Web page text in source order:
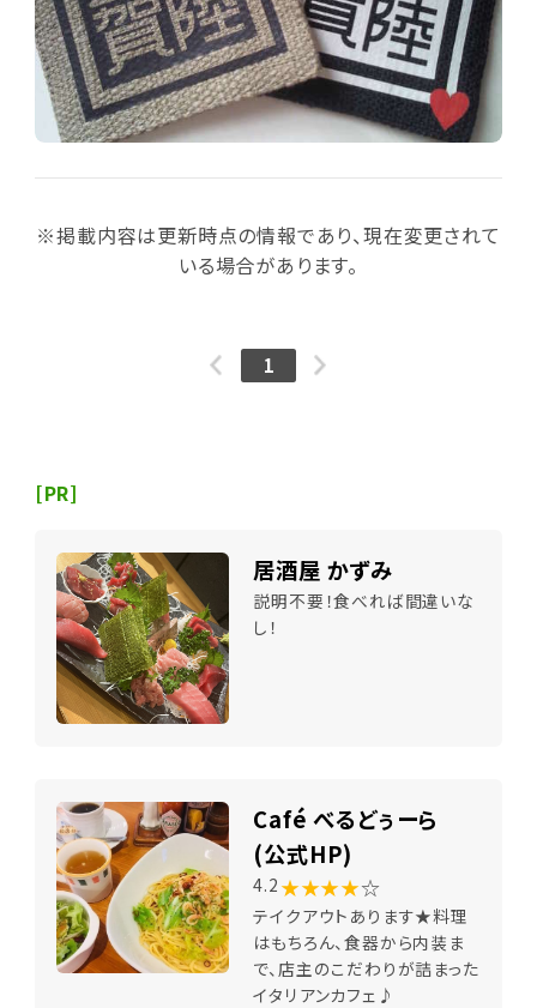
※掲載内容は更新時点の情報であり、現在変更されて
いる場合があります。
1
[PR]
居酒屋 かずみ
説明不要！食べれば間違いな
し！
Café べるどぅーら
(公式HP)
4.2 ★★★★☆
テイクアウトあります★料理
はもちろん、食器から内装ま
で、店主のこだわりが詰まった
イタリアンカフェ♪